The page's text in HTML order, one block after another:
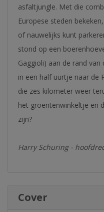
asfaltjungle. Met die
Europese steden
of nauwelijks kunt
stond op een
Gaggioli) aan de rand
in een half uurtje naar de
die zes kilometer weer
het groentenwinkeltje en
zijn?
Harry Schuring -
Cover